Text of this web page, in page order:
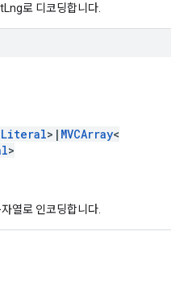
로 디코딩합니다.
>| MVCArray<
>
열로 인코딩합니다.